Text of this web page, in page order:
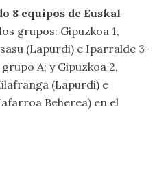
8 equipos de Euskal
grupos: Gipuzkoa 1,
(Lapurdi) e Iparralde 3-
A; y Gipuzkoa 2,
(Lapurdi) e
Beherea) en el